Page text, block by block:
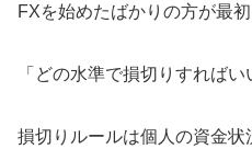
FXを始めたばかりの方が最
「どの水準で損切りすれば
損切りルールは個人の資金